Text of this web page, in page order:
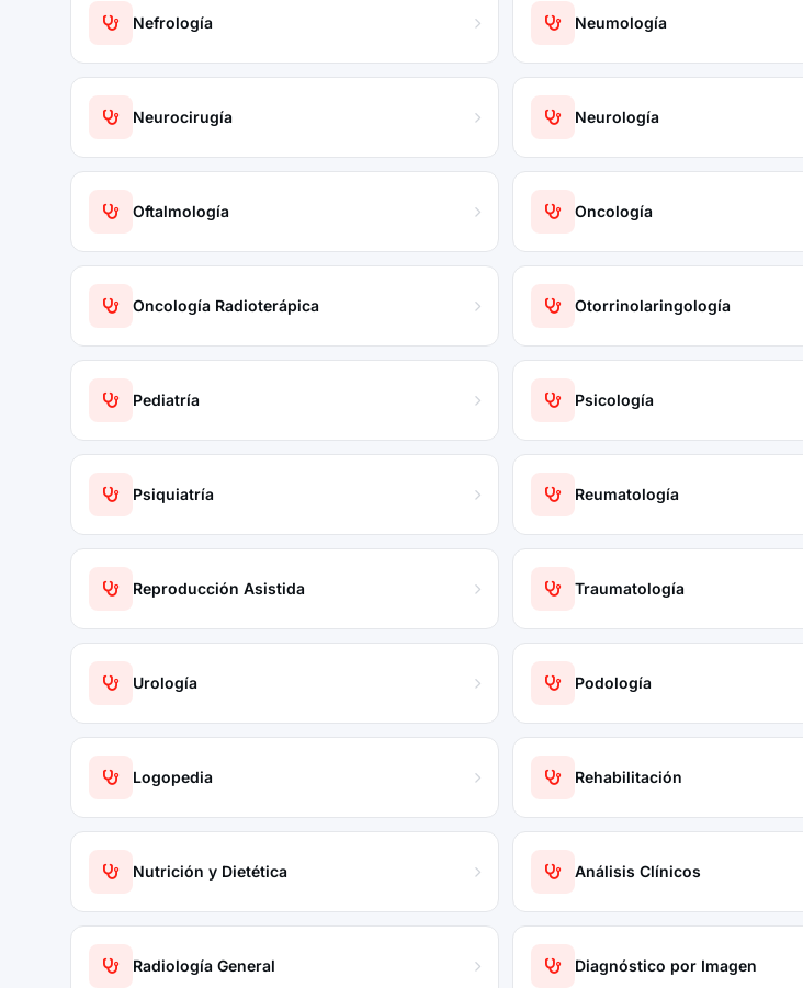
Nefrología Neumología
Neurocirugía Neurología
Oftalmología Oncología
Oncología Radioterápica Otorrinolaringología
Pediatría Psicología
Psiquiatría Reumatología
Reproducción Asistida Traumatología
Urología Podología
Logopedia Rehabilitación
Nutrición y Dietética Análisis Clínicos
Radiología General Diagnóstico por Imagen